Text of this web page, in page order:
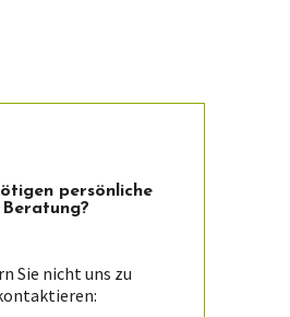
persön­liche
Beratung?
Sie nicht uns zu